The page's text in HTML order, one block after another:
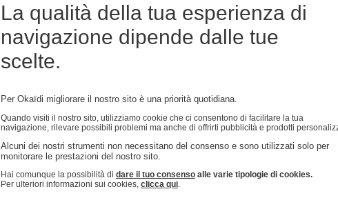
La qualità della tua esperienza di
navigazione dipende dalle tue
scelte.
Per Okaïdi migliorare il nostro sito è una priorità quotidiana.
Quando visiti il ​​nostro sito, utilizziamo cookie che ci consentono di facilitare la tua
navigazione, rilevare possibili problemi ma anche di offrirti pubblicità e prodotti
Alcuni dei nostri strumenti non necessitano del consenso e sono utilizzati solo per
monitorare le prestazioni del nostro sito.
Hai comunque la possibilità di dare il tuo consenso alle varie tipologie di cookies.
Per ulteriori informazioni sui cookies, clicca qui